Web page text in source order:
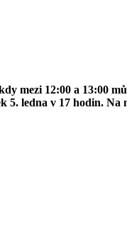
mezi 12:00 a 13:00
ledna v 17 hodin. Na